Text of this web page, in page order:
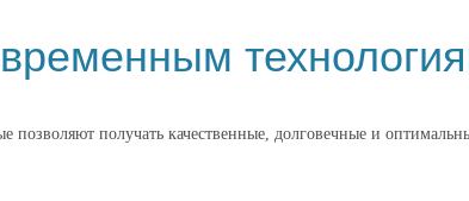
позволяют получать качественные, долговечные и